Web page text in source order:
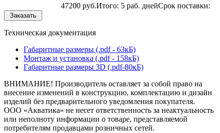
47200 руб.Итого: 5 раб. днейСрок поставки:
Техническая документация
Габаритные размеры (.pdf - 63кБ)
Монтаж и установка (.pdf - 158кБ)
Габаритные размеры 3D (.pdf-80кБ)
ВНИМАНИЕ! Производитель оставляет за собой право на
внесение изменений в конструкцию, комплектацию и дизайн
изделий без предварительного уведомления покупателя.
ООО «Акватика» не несет ответственность за неактуальность
или неполноту информации о товаре, представляемой
потребителям продавцами розничных сетей.